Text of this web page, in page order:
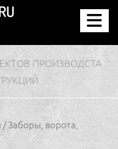
ПРОИЗВОДСТА
/ Заборы, ворота,